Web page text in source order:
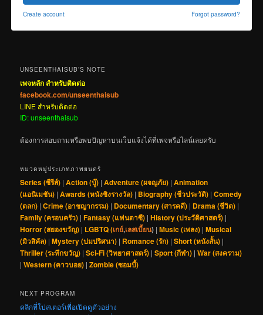
Create account Forgot password?
UNSEENTHAISUB’S NOTE
เพจหลัก สำหรับติดต่อ
facebook.com/unseenthaisub
LINE สำหรับติดต่อ
ID: unseenthaisub
ต้องการสอบถามหรือพบปัญหาบนเว็บแจ้งได้ที่เพจหรือไลน์เลยครับ
หมวดหมู่ประเภทภาพยนตร์
Series (ซีรีส์) |Action (บู๊) |Adventure (ผจญภัย) |Animation
(แอนิเมชัน) |Awards (หนังชิงรางวัล) | Biography (ชีวประวัติ) |Comedy
(ตลก) |Crime (อาชญากรรม) | Documentary (สารคดี) | Drama (ชีวิต) |
Family (ครอบครัว) |Fantasy (แฟนตาซี) |History (ประวัติศาสตร์) |
Horror (สยองขวัญ) | LGBTQ (เกย์,เลสเบี้ยน) |Music (เพลง) |Musical
(มิวสิคัล) |Mystery (ปมปริศนา) | Romance (รัก) |Short (หนังสั้น) |
Thriller (ระทึกขวัญ) |Sci-Fi (วิทยาศาสตร์) |Sport (กีฬา) |War (สงคราม)
|Western (คาวบอย) |Zombie (ซอมบี้)
NEXT PROGRAM
คลิกที่โปสเตอร์เพื่อเปิดดูตัวอย่าง